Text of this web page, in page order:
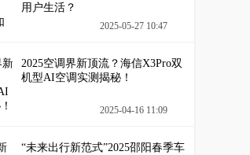
用户生活？
2025-05-27 10:47
2025空调界新顶流？海信X3Pro双
机型AI空调实测揭秘！
2025-04-16 11:09
“未来出行新范式”2025邵阳春季车